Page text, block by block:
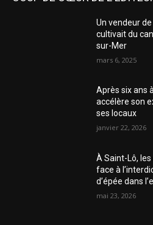
Un vendeur
cultivait du
sur-Mer
mars 6, 2025
Après six ans
accélère son
ses locaux
janvier 22, 2026
À Saint-Lô,
face à
d’épée dans
mai 23, 2026